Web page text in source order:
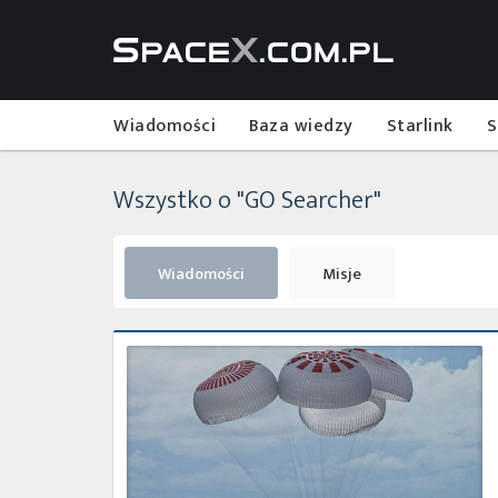
Wiadomości Baza wiedzy Starlink
Wszystko o "GO Searcher"
Wiadomości Misje
Pierwsza
załogowa
orbitalna
zakończona